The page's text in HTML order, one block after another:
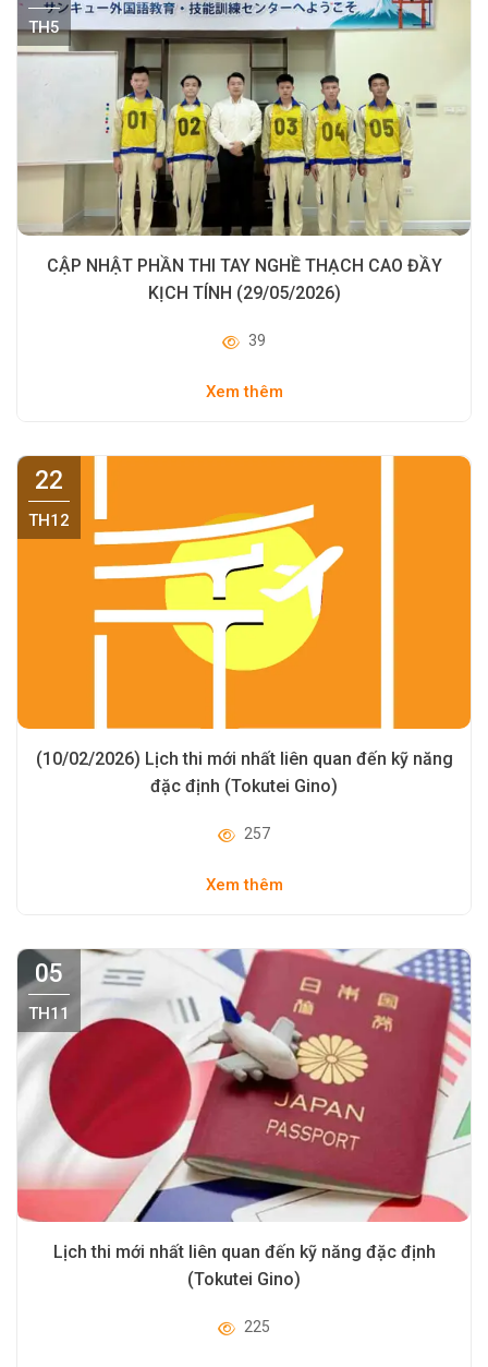
TH5
CẬP NHẬT PHẦN THI TAY NGHỀ THẠCH CAO ĐẦY
KỊCH TÍNH (29/05/2026)
39
Xem thêm
22
TH12
(10/02/2026) Lịch thi mới nhất liên quan đến kỹ năng
đặc định (Tokutei Gino)
257
Xem thêm
05
TH11
Lịch thi mới nhất liên quan đến kỹ năng đặc định
(Tokutei Gino)
225